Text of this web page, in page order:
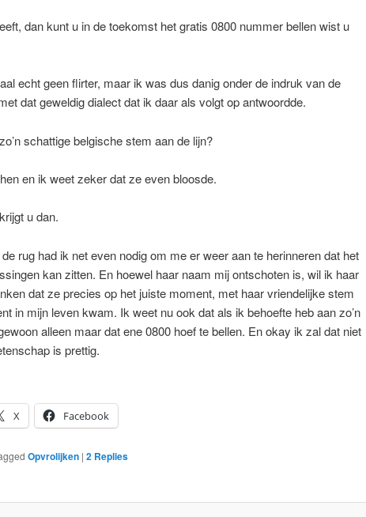
dan kunt u in de toekomst het gratis 0800 nummer bellen wist u
echt geen flirter, maar ik was dus danig onder de indruk van de
dat geweldig dialect dat ik daar als volgt op antwoordde.
schattige belgische stem aan de lijn?
en ik weet zeker dat ze even bloosde.
u dan.
rug had ik net even nodig om me er weer aan te herinneren dat het
kan zitten. En hoewel haar naam mij ontschoten is, wil ik haar
dat ze precies op het juiste moment, met haar vriendelijke stem
in mijn leven kwam. Ik weet nu ook dat als ik behoefte heb aan zo’n
alleen maar dat ene 0800 hoef te bellen. En okay ik zal dat niet
is prettig.
X Facebook
Opvrolijken | 2 Replies